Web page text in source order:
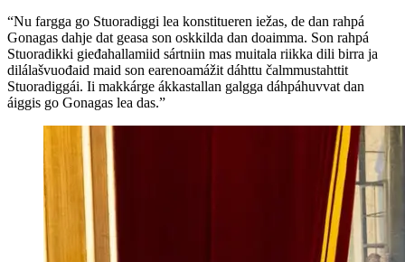
“Nu fargga go Stuoradiggi lea konstitueren iežas, de dan rahpá
Gonagas dahje dat geasa son oskkilda dan doaimma. Son rahpá
Stuoradikki gieđahallamiid sártniin mas muitala riikka dili birra ja
dilálašvuođaid maid son earenoamážit dáhttu čalmmustahttit
Stuoradiggái. Ii makkárge ákkastallan galgga dáhpáhuvvat dan
áiggis go Gonagas lea das.”